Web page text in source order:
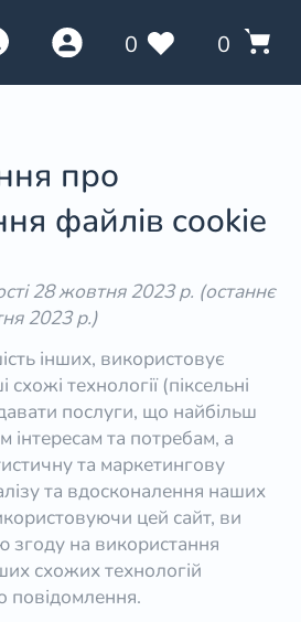
0 0
про
файлів cookie
28 жовтня 2023 р. (останнє
2023 р.)
інших, використовує
технології (піксельні
послуги, що найбільш
інтересам та потребам, а
та маркетингову
та вдосконалення наших
цей сайт, ви
згоду на використання
схожих технологій
повідомлення.